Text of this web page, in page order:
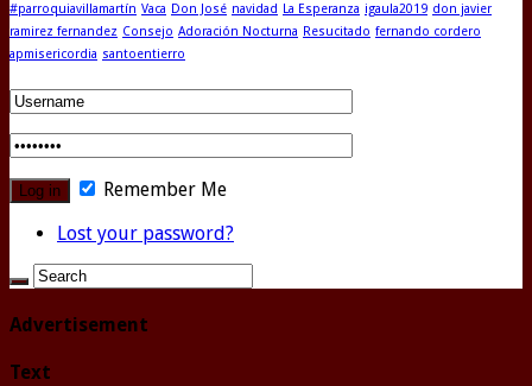
#parroquiavillamartín Vaca Don José navidad La Esperanza igaula2019 don javier
ramirez fernandez Consejo Adoración Nocturna Resucitado fernando cordero
apmisericordia santoentierro
Remember Me
Lost your password?
Advertisement
Text